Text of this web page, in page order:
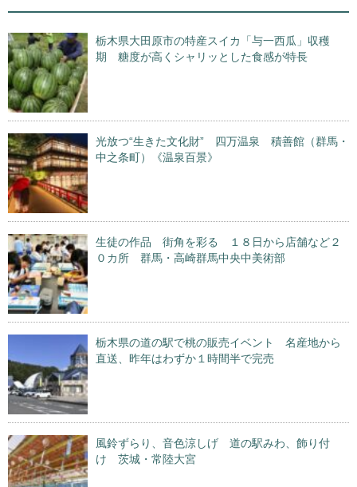
栃木県大田原市の特産スイカ「与一西瓜」収穫
期 糖度が高くシャリッとした食感が特長
光放つ“生きた文化財” 四万温泉 積善館（群馬・
中之条町）《温泉百景》
生徒の作品 街角を彩る １８日から店舗など２
０カ所 群馬・高崎群馬中央中美術部
栃木県の道の駅で桃の販売イベント 名産地から
直送、昨年はわずか１時間半で完売
風鈴ずらり、音色涼しげ 道の駅みわ、飾り付
け 茨城・常陸大宮